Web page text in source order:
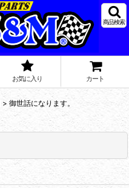
商品検索
お気に入り カート
> 御世話になります。